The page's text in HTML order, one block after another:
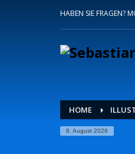
HABEN SIE FRAGEN?
HOME
8. August 2026